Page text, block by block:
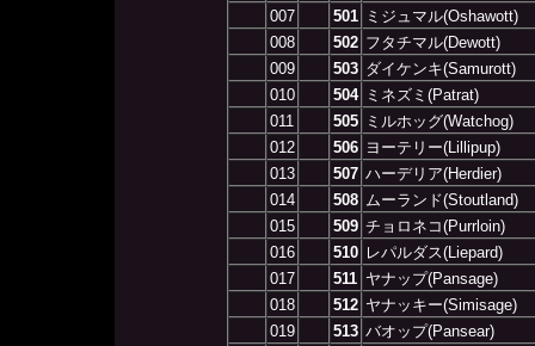
007
501 ミジュマル(Oshawott)
008
502 フタチマル(Dewott)
009
503 ダイケンキ(Samurott)
010
504 ミネズミ(Patrat)
011
505 ミルホッグ(Watchog)
012
506 ヨーテリー(Lillipup)
013
507 ハーデリア(Herdier)
014
508 ムーランド(Stoutland)
015
509 チョロネコ(Purrloin)
016
510 レパルダス(Liepard)
017
511 ヤナップ(Pansage)
018
512 ヤナッキー(Simisage)
019
513 バオップ(Pansear)